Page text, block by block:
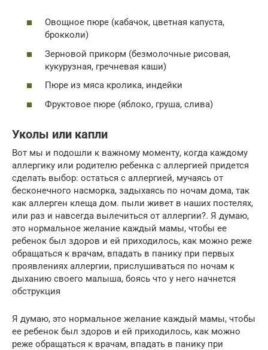
Овощное пюре (кабачок, цветная капуста,
брокколи)
Зерновой прикорм (безмолочные рисовая,
кукурузная, гречневая каши)
Пюре из мяса кролика, индейки
Фруктовое пюре (яблоко, груша, слива)
Уколы или капли
Вот мы и подошли к важному моменту, когда каждому
аллергику или родителю ребенка с аллергией придется
сделать выбор: остаться с аллергией, мучаясь от
бесконечного насморка, задыхаясь по ночам дома, так
как аллерген клеща дом. пыли живет в наших постелях,
или раз и навсегда вылечиться от аллергии?. Я думаю,
это нормальное желание каждый мамы, чтобы ее
ребенок был здоров и ей приходилось, как можно реже
обращаться к врачам, впадать в панику при первых
проявлениях аллергии, прислушиваться по ночам к
дыханию своего малыша, боясь что у него начнется
обструкция
Я думаю, это нормальное желание каждый мамы, чтобы
ее ребенок был здоров и ей приходилось, как можно
реже обращаться к врачам, впадать в панику при